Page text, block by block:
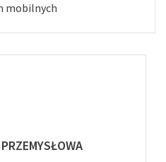
mobilnych